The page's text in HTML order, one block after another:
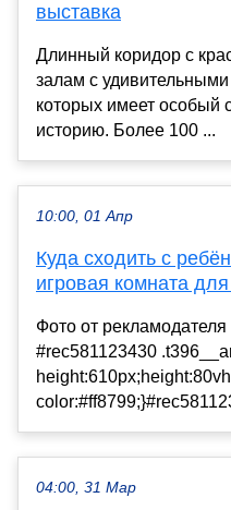
выставка
Длинный коридор с
залам с
которых имеет особый
историю. Более 100 ...
10:00, 01 Апр
Куда сходить с
игровая комната
Фото от
#rec581123430
04:00, 31 Мар